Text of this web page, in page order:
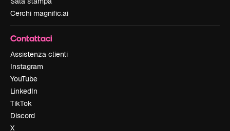
Cerchi magnific.ai
Contattaci
Assistenza clienti
Instagram
YouTube
LinkedIn
TikTok
Discord
X